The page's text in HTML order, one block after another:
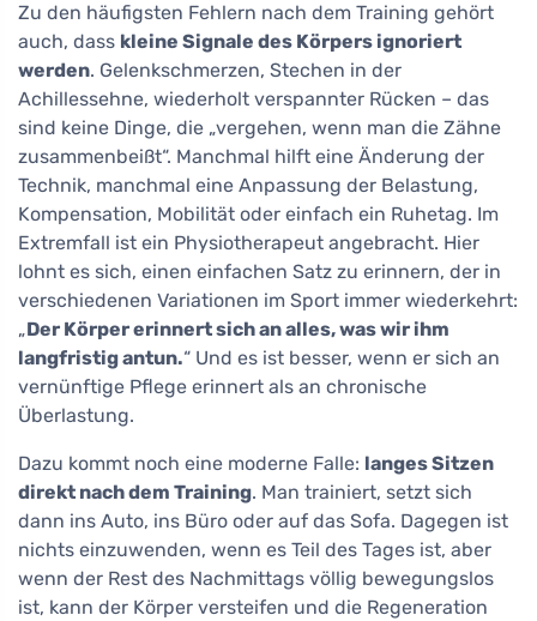
Zu den häufigsten Fehlern nach dem Training gehört
auch, dass kleine Signale des Körpers ignoriert
werden. Gelenkschmerzen, Stechen in der
Achillessehne, wiederholt verspannter Rücken – das
sind keine Dinge, die „vergehen, wenn man die Zähne
zusammenbeißt“. Manchmal hilft eine Änderung der
Technik, manchmal eine Anpassung der Belastung,
Kompensation, Mobilität oder einfach ein Ruhetag. Im
Extremfall ist ein Physiotherapeut angebracht. Hier
lohnt es sich, einen einfachen Satz zu erinnern, der in
verschiedenen Variationen im Sport immer wiederkehrt:
„Der Körper erinnert sich an alles, was wir ihm
langfristig antun.“ Und es ist besser, wenn er sich an
vernünftige Pflege erinnert als an chronische
Überlastung.
Dazu kommt noch eine moderne Falle: langes Sitzen
direkt nach dem Training. Man trainiert, setzt sich
dann ins Auto, ins Büro oder auf das Sofa. Dagegen ist
nichts einzuwenden, wenn es Teil des Tages ist, aber
wenn der Rest des Nachmittags völlig bewegungslos
ist, kann der Körper versteifen und die Regeneration